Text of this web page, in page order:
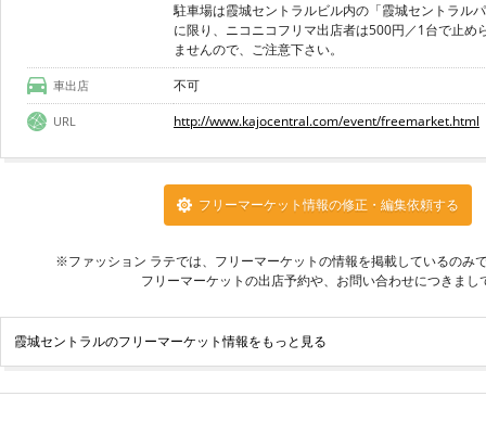
駐車場は霞城セントラルビル内の「霞城セントラル
に限り、ニコニコフリマ出店者は500円／1台で止
ませんので、ご注意下さい。
車出店 不可
URL http://www.kajocentral.com/event/freemarket.html
フリーマーケット情報の修正・編集依頼する
※ファッション ラテでは、フリーマーケットの情報を掲載しているのみ
フリーマーケットの出店予約や、お問い合わせにつきま
霞城セントラルのフリーマーケット情報をもっと見る